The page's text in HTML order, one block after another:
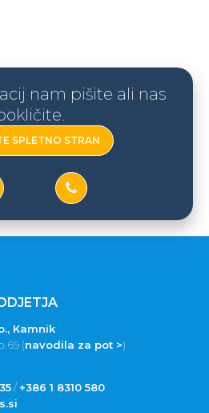
nam pišite ali nas
SPLETNO STRAN
Kamnik
69 (navodila za pot >)
/+386 1 8310 580